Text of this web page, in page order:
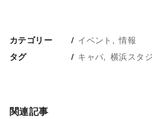
カテゴリー イベント 情報
タグ キャパ 横浜スタ
関連記事